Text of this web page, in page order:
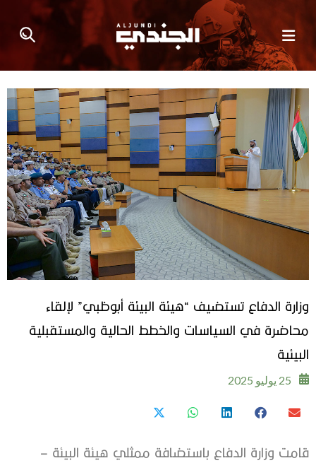
وزارة الدفاع تستضيف “هيئة البيئة أبوظبي” لإلقاء
محاضرة في السياسات والخطط الحالية والمستقبلية
البيئية
25 يوليو 2025
قامت وزارة الدفاع باستضافة ممثلي هيئة البيئة –